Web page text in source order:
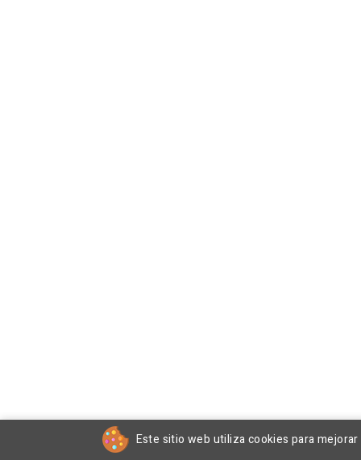
Este sitio web utiliza cookies para